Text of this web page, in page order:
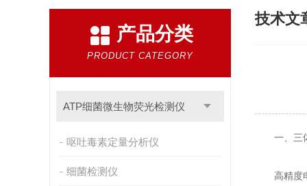
产品分类
PRODUCT CATEGORY
ATP细菌微生物荧光检测仪
呕吐毒素定量分析仪
细菌检测仪
技术文
一、三体
高精度电